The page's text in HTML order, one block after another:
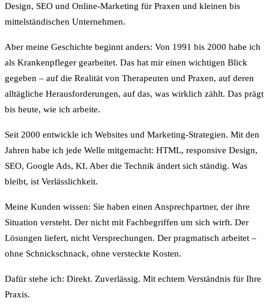
Design, SEO und Online-Marketing für Praxen und kleinen bis
mittelständischen Unternehmen.
Aber meine Geschichte beginnt anders: Von 1991 bis 2000 habe ich
als Krankenpfleger gearbeitet. Das hat mir einen wichtigen Blick
gegeben – auf die Realität von Therapeuten und Praxen, auf deren
alltägliche Herausforderungen, auf das, was wirklich zählt. Das prägt
bis heute, wie ich arbeite.
Seit 2000 entwickle ich Websites und Marketing-Strategien. Mit den
Jahren habe ich jede Welle mitgemacht: HTML, responsive Design,
SEO, Google Ads, KI. Aber die Technik ändert sich ständig. Was
bleibt, ist Verlässlichkeit.
Meine Kunden wissen: Sie haben einen Ansprechpartner, der ihre
Situation versteht. Der nicht mit Fachbegriffen um sich wirft. Der
Lösungen liefert, nicht Versprechungen. Der pragmatisch arbeitet –
ohne Schnickschnack, ohne versteckte Kosten.
Dafür stehe ich: Direkt. Zuverlässig. Mit echtem Verständnis für Ihre
Praxis.